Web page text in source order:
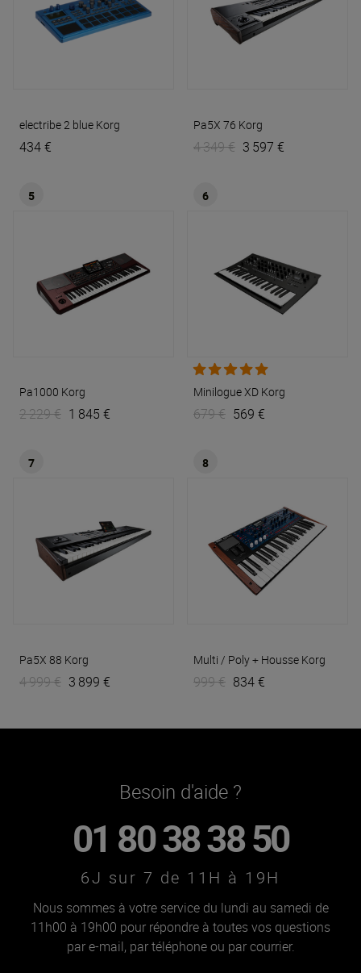
electribe 2 blue Korg
434 €
Pa5X 76 Korg
4 349 € 3 597 €
5
Pa1000 Korg
2 229 € 1 845 €
6
Minilogue XD Korg
679 € 569 €
7
Pa5X 88 Korg
4 999 € 3 899 €
8
Multi / Poly + Housse Korg
999 € 834 €
Besoin d'aide ?
01 80 38 38 50
6J sur 7 de 11H à 19H
Nous sommes à votre service du lundi au samedi de
11h00 à 19h00 pour répondre à toutes vos questions
par e-mail, par téléphone ou par courrier.